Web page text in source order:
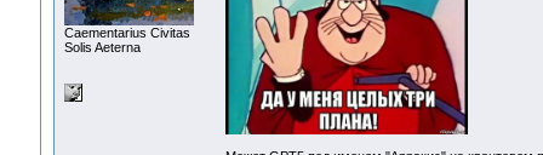
Сaementarius Civitas
Solis Aeterna